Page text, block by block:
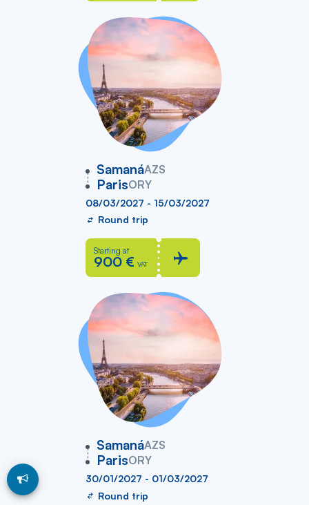
SamanáAZS
vers
ParisORY
08/03/2027 - 15/03/2027
Round trip
Starting at
900 € VAT
SamanáAZS
vers
ParisORY
30/01/2027 - 01/03/2027
Round trip